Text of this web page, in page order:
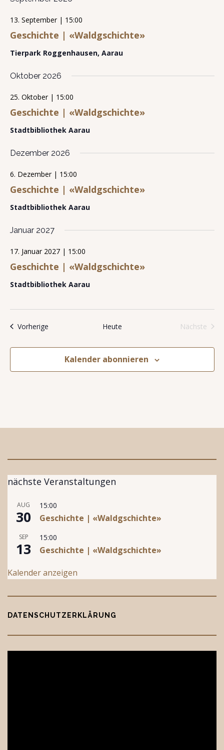
u
n
g
n
N
a
v
g
t
i
o
A
n
s
c
t
n
-
N
v
g
a
i
o
Geschichte | «Waldgschichte»
13. September | 15:00
Tierpark Roggenhausen, Aarau
Oktober 2026
Geschichte | «Waldgschichte»
25. Oktober | 15:00
Stadtbibliothek Aarau
Dezember 2026
Geschichte | «Waldgschichte»
6. Dezember | 15:00
Stadtbibliothek Aarau
Januar 2027
Geschichte | «Waldgschichte»
17. Januar 2027 | 15:00
Stadtbibliothek Aarau
VorherigeVeranstaltungen Heute
Nächste
Kalender abonnieren
nächste Veranstaltungen
AUG
30
15:00
Geschichte | «Waldgschichte»
SEP
13
15:00
Geschichte | «Waldgschichte»
Kalender anzeigen
DATENSCHUTZERKLÄRUNG